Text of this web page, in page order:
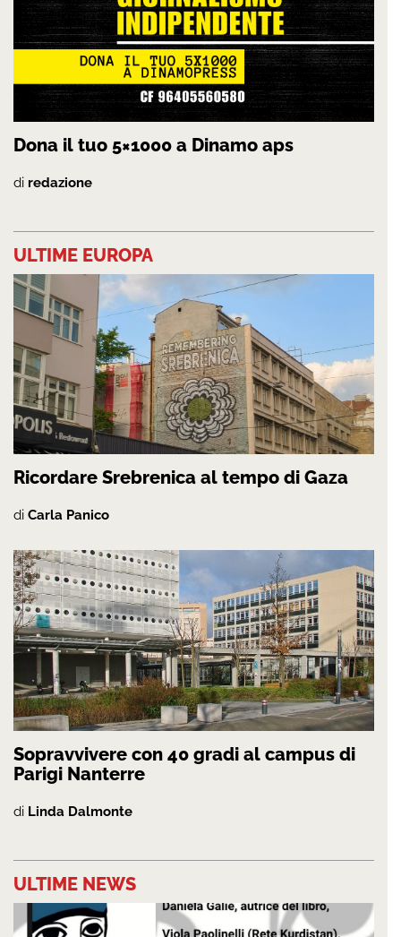
Dona il tuo 5×1000 a Dinamo aps
di redazione
ULTIME EUROPA
Ricordare Srebrenica al tempo di Gaza
di Carla Panico
Sopravvivere con 40 gradi al campus di
Parigi Nanterre
di Linda Dalmonte
ULTIME NEWS